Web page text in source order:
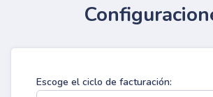
Escoge el ciclo de facturación: